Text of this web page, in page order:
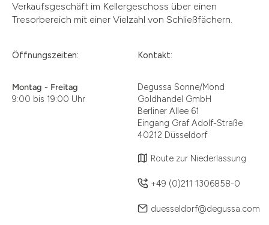
Verkaufsgeschäft im Kellergeschoss über einen
Tresorbereich mit einer Vielzahl von Schließfächern.
Öffnungszeiten:
Montag - Freitag
9:00 bis 19:00 Uhr
Kontakt:
Degussa Sonne/Mond
Goldhandel GmbH
Berliner Allee 61
Eingang Graf Adolf-Straße
40212 Düsseldorf
Route zur Niederlassung
+49 (0)211 1306858-0
duesseldorf@degussa.com